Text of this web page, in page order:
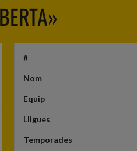
#
Nom
Equip
Lligues
Temporades